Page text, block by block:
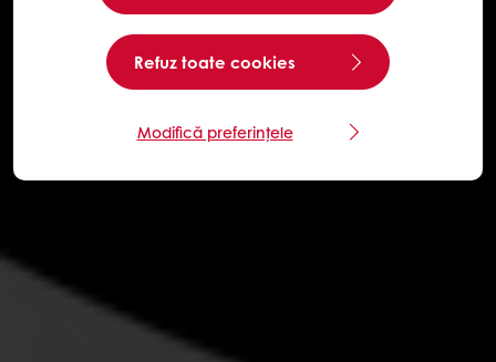
Refuz toate cookies
Modifică preferințele